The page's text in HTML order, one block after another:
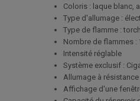
Coloris : laque blanc,
Type d'allumage :
Type de flamme :
Nombre de flammes :
Intensité réglable
Système exclusif :
Allumage à
Affichage d'une